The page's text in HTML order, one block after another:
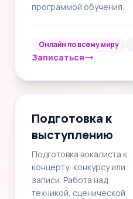
программой обучения.
Онлайн по всему миру
Записаться
Подготовка к
выступлению
Подготовка вокалиста к
концерту, конкурсу или
записи. Работа над
техникой, сценической